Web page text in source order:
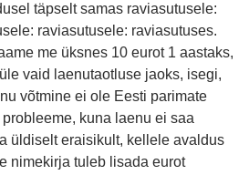
täpselt samas raviasutusele:
raviasutusele: raviasutuses.
me üksnes 10 eurot 1 aastaks,
vaid laenutaotluse jaoks, isegi,
võtmine ei ole Eesti parimate
kuna laenu ei saa
üldiselt eraisikult, kellele avaldus
nimekirja tuleb lisada eurot